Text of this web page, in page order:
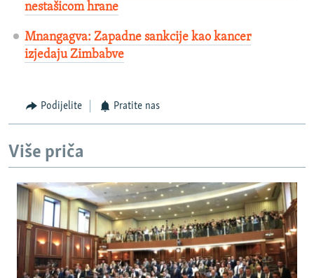
nestašicom hrane
Mnangagva: Zapadne sankcije kao kancer
izjedaju Zimbabve
Podijelite Pratite nas
Više priča